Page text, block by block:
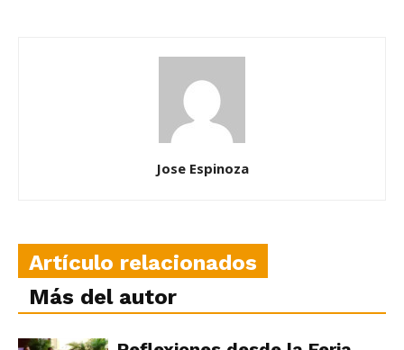
Jose Espinoza
Artículo relacionados
Más del autor